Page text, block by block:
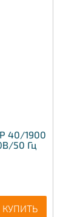
40/1900
50 Гц
КУПИТЬ